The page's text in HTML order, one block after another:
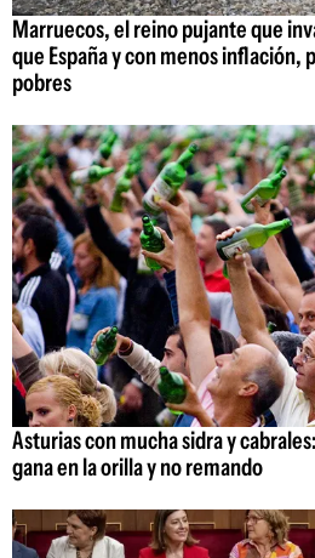
Marruecos, el reino pujante que
que España y con menos inflación,
pobres
Asturias con mucha sidra y
gana en la orilla y no remando